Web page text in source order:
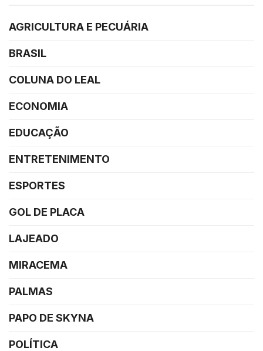
AGRICULTURA E PECUÁRIA
BRASIL
COLUNA DO LEAL
ECONOMIA
EDUCAÇÃO
ENTRETENIMENTO
ESPORTES
GOL DE PLACA
LAJEADO
MIRACEMA
PALMAS
PAPO DE SKYNA
POLÍTICA